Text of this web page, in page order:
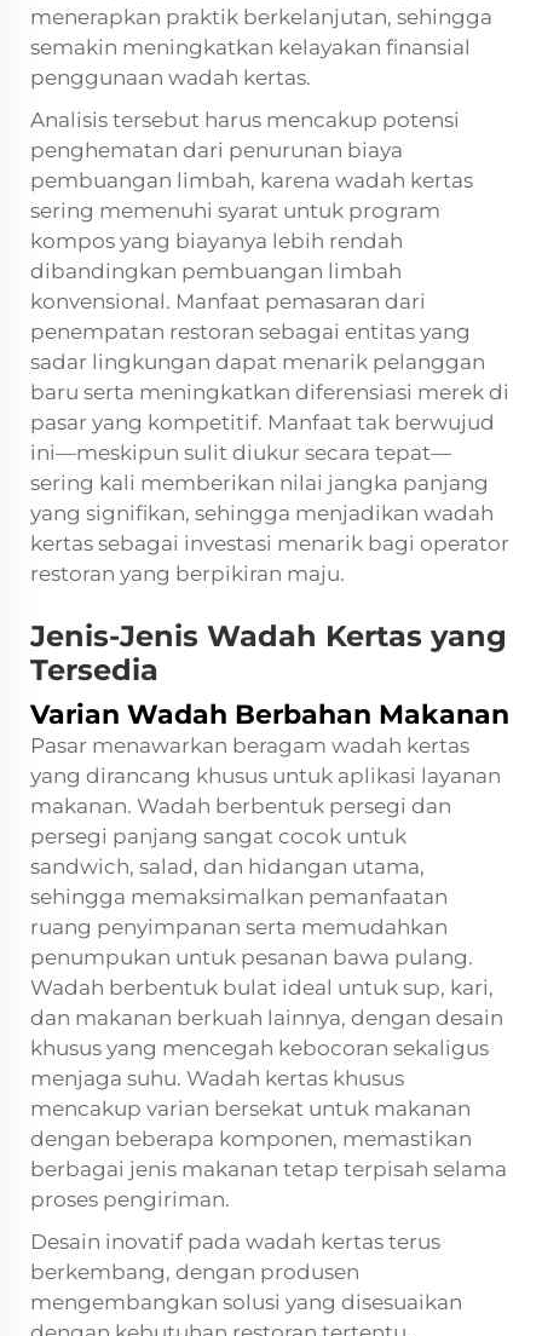
menerapkan praktik berkelanjutan, sehingga
semakin meningkatkan kelayakan finansial
penggunaan wadah kertas.
Analisis tersebut harus mencakup potensi
penghematan dari penurunan biaya
pembuangan limbah, karena wadah kertas
sering memenuhi syarat untuk program
kompos yang biayanya lebih rendah
dibandingkan pembuangan limbah
konvensional. Manfaat pemasaran dari
penempatan restoran sebagai entitas yang
sadar lingkungan dapat menarik pelanggan
baru serta meningkatkan diferensiasi merek di
pasar yang kompetitif. Manfaat tak berwujud
ini—meskipun sulit diukur secara tepat—
sering kali memberikan nilai jangka panjang
yang signifikan, sehingga menjadikan wadah
kertas sebagai investasi menarik bagi operator
restoran yang berpikiran maju.
Jenis-Jenis Wadah Kertas yang
Tersedia
Varian Wadah Berbahan Makanan
Pasar menawarkan beragam wadah kertas
yang dirancang khusus untuk aplikasi layanan
makanan. Wadah berbentuk persegi dan
persegi panjang sangat cocok untuk
sandwich, salad, dan hidangan utama,
sehingga memaksimalkan pemanfaatan
ruang penyimpanan serta memudahkan
penumpukan untuk pesanan bawa pulang.
Wadah berbentuk bulat ideal untuk sup, kari,
dan makanan berkuah lainnya, dengan desain
khusus yang mencegah kebocoran sekaligus
menjaga suhu. Wadah kertas khusus
mencakup varian bersekat untuk makanan
dengan beberapa komponen, memastikan
berbagai jenis makanan tetap terpisah selama
proses pengiriman.
Desain inovatif pada wadah kertas terus
berkembang, dengan produsen
mengembangkan solusi yang disesuaikan